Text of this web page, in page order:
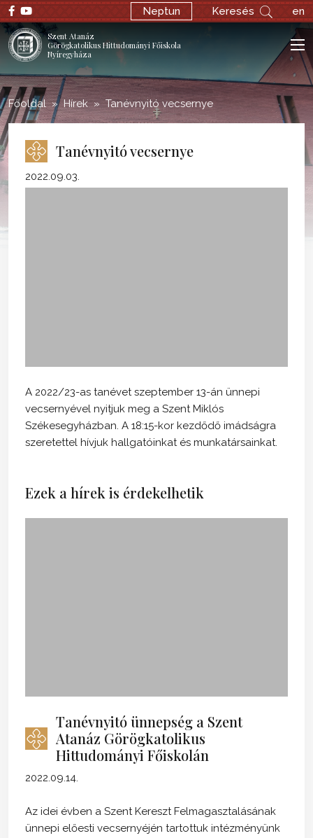
; Neptun Keresés en
Szent Atanáz
Görögkatolikus Hittudományi Főiskola
Nyíregyháza
Főoldal Hírek Tanévnyitó vecsernye
Tanévnyitó vecsernye
2022.09.03.
A 2022/23-as tanévet szeptember 13-án ünnepi
vecsernyével nyitjuk meg a Szent Miklós
Székesegyházban. A 18:15-kor kezdődő imádságra
szeretettel hívjuk hallgatóinkat és munkatársainkat.
Ezek a hírek is érdekelhetik
Tanévnyitó ünnepség a Szent
Atanáz Görögkatolikus
Hittudományi Főiskolán
2022.09.14.
Az idei évben a Szent Kereszt Felmagasztalásának
ünnepi előesti vecsernyéjén tartottuk intézményünk